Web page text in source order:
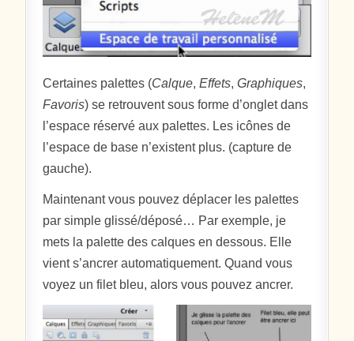
Certaines palettes (Calque,Effets,Graphiques,
Favoris) se retrouvent sous forme d’onglet dans
l’espace réservé aux palettes. Les icônes de
l’espace de base n’existent plus. (capture de
gauche).
Maintenant vous pouvez déplacer les palettes
par simple glissé/déposé… Par exemple, je
mets la palette des calques en dessous. Elle
vient s’ancrer automatiquement. Quand vous
voyez un filet bleu, alors vous pouvez ancrer.